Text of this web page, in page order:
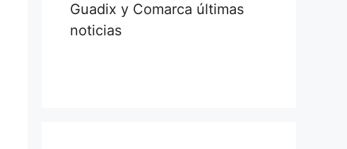
Guadix y Comarca últimas
noticias